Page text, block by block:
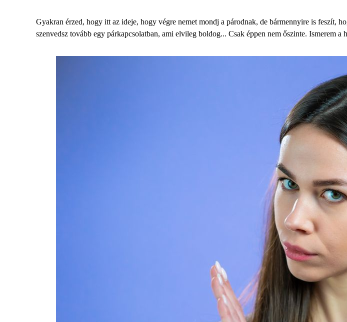
Gyakran érzed, hogy itt az ideje, hogy végre nemet mondj a párodnak, de bármennyire is feszít,
szenvedsz tovább egy párkapcsolatban, ami elvileg boldog... Csak éppen nem őszinte. Ismerem a